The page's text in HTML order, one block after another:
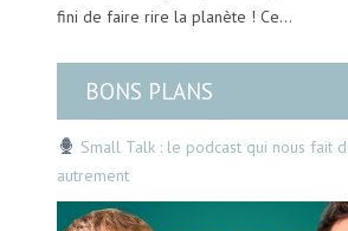
fini de faire rire la planète ! Ce…
BONS PLANS
Small Talk : le podcast qui nous fait
autrement